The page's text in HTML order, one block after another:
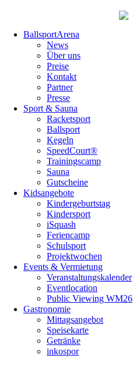
überspringenBallsportArena
News
Über uns
Preise
Kontakt
Partner
Presse
Sport & Sauna
Racketsport
Ballsport
Kegeln
SpeedCourt®
Trainingscamp
Sauna
Gutscheine
Kidsangebote
Kindergeburtstag
Kindersport
iSquash
Feriencamp
Schulsport
Projektwochen
Events & Vermietung
Veranstaltungskalender
Eventlocation
Public Viewing WM26
Gastronomie
Mittagsangebot
Speisekarte
Getränke
inkospor